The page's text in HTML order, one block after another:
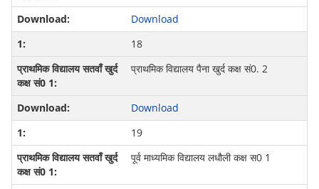
Download
18
प्राथमिक विद्यालय पैना खुर्द कक्ष सं0. 2
Download
19
पूर्व माध्‍यमिक विद्यालय लधौली कक्ष स0 1